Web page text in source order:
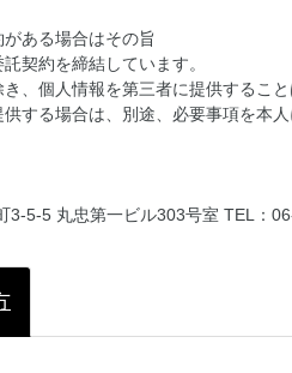
がある場合はその旨
約を締結しています。
、個人情報を第三者に提供すること
する場合は、別途、必要事項を本
3-5-5 丸忠第一ビル303号室 TEL：